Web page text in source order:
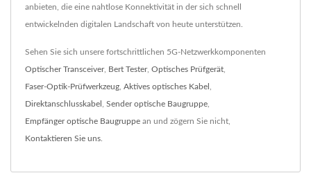
anbieten, die eine nahtlose Konnektivität in der sich schnell
entwickelnden digitalen Landschaft von heute unterstützen.
Sehen Sie sich unsere fortschrittlichen 5G-Netzwerkkomponenten
Optischer Transceiver, Bert Tester, Optisches Prüfgerät
Faser-Optik-Prüfwerkzeug Aktives optisches Kabel
Direktanschlusskabel Sender optische Baugruppe
Empfänger optische Baugruppe an und zögern Sie nicht,
Kontaktieren Sie uns